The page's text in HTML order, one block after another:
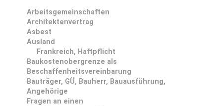
Arbeitsgemeinschaften
Architektenvertrag
Asbest
Ausland
Frankreich, Haftpflicht
Baukostenobergrenze als
Beschaffenheitsvereinbarung
Bauträger, GÜ, Bauherr, Bauausführung,
Angehörige
Fragen an einen